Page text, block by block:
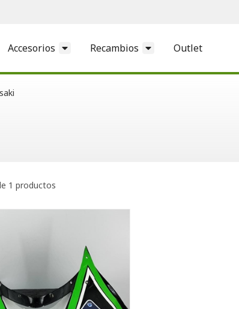
Accesorios Recambios Outlet
1 productos